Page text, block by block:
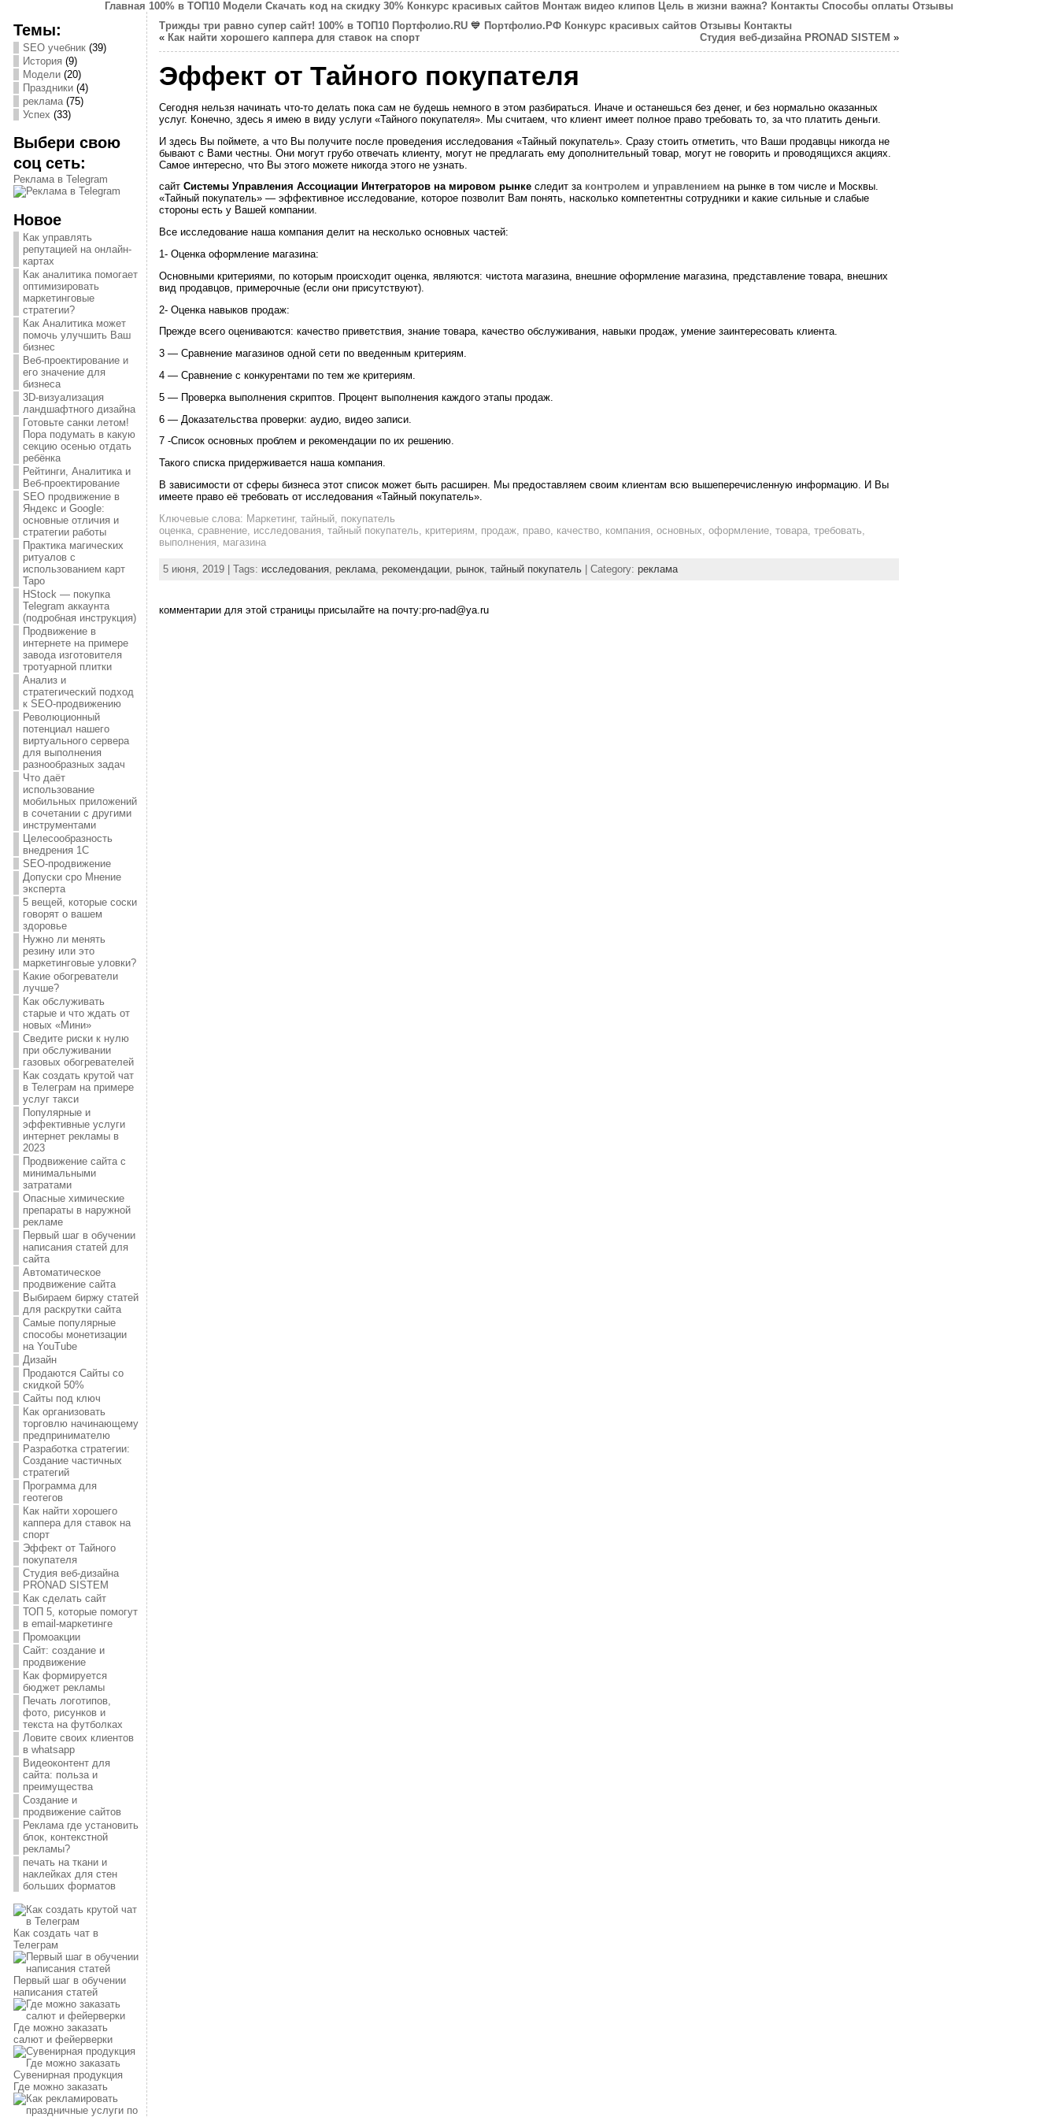
Главная 100% в ТОП10 Модели Скачать код на скидку 30% Конкурс красивых сайтов Монтаж видео клипов Цель в жизни важна? Контакты Способы оплаты Отзывы
Темы:
SEO учебник(39)
История (9)
Модели(20)
Праздники(4)
реклама(75)
Успех (33)
Выбери свою
соц сеть:
Реклама в Telegram
Новое
Как управлять
репутацией на онлайн-
картах
Как аналитика помогает
оптимизировать
маркетинговые
стратегии?
Как Аналитика может
помочь улучшить Ваш
бизнес
Веб-проектирование и
его значение для
бизнеса
3D-визуализация
ландшафтного дизайна
Готовьте санки летом!
Пора подумать в какую
секцию осенью отдать
ребёнка
Рейтинги, Аналитика и
Веб-проектирование
SEO продвижение в
Яндекс и Google:
основные отличия и
стратегии работы
Практика магических
ритуалов с
использованием карт
Таро
HStock — покупка
Telegram аккаунта
(подробная инструкция)
Продвижение в
интернете на примере
завода изготовителя
тротуарной плитки
Анализ и
стратегический подход
к SEO-продвижению
Революционный
потенциал нашего
виртуального сервера
для выполнения
разнообразных задач
Что даёт
использование
мобильных приложений
в сочетании с другими
инструментами
Целесообразность
внедрения 1С
SEO-продвижение
Допуски сро Мнение
эксперта
5 вещей, которые соски
говорят о вашем
здоровье
Нужно ли менять
резину или это
маркетинговые уловки?
Какие обогреватели
лучше?
Как обслуживать
старые и что ждать от
новых «Мини»
Сведите риски к нулю
при обслуживании
газовых обогревателей
Как создать крутой чат
в Телеграм на примере
услуг такси
Популярные и
эффективные услуги
интернет рекламы в
2023
Продвижение сайта с
минимальными
затратами
Опасные химические
препараты в наружной
рекламе
Первый шаг в обучении
написания статей для
сайта
Автоматическое
продвижение сайта
Выбираем биржу статей
для раскрутки сайта
Самые популярные
способы монетизации
на YouTube
Дизайн
Продаются Сайты со
скидкой 50%
Сайты под ключ
Как организовать
торговлю начинающему
предпринимателю
Разработка стратегии:
Создание частичных
стратегий
Программа для
геотегов
Как найти хорошего
каппера для ставок на
спорт
Эффект от Тайного
покупателя
Студия веб-дизайна
PRONAD SISTEM
Как сделать сайт
ТОП 5, которые помогут
в email-маркетинге
Промоакции
Сайт: создание и
продвижение
Как формируется
бюджет рекламы
Печать логотипов,
фото, рисунков и
текста на футболках
Ловите своих клиентов
в whatsapp
Видеоконтент для
сайта: польза и
преимущества
Создание и
продвижение сайтов
Реклама где установить
блок, контекстной
рекламы?
печать на ткани и
наклейках для стен
больших форматов
Как создать чат в
Телеграм
Первый шаг в обучении
написания статей
Где можно заказать
салют и фейерверки
Сувенирная продукция
Где можно заказать
Трижды три равно супер сайт! 100% в ТОП10 Портфолио.RU💙 Портфолио.РФ Конкурс красивых сайтов Отзывы Контакты
« Как найти хорошего каппера для ставок на спорт Студия веб-дизайна PRONAD SISTEM »
Эффект от Тайного покупателя
Сегодня нельзя начинать что-то делать пока сам не будешь немного в этом разбираться. Иначе и останешься без денег, и без нормально оказанных
услуг. Конечно, здесь я имею в виду услуги «Тайного покупателя». Мы считаем, что клиент имеет полное право требовать то, за что платить деньги.
И здесь Вы поймете, а что Вы получите после проведения исследования «Тайный покупатель». Сразу стоить отметить, что Ваши продавцы никогда не
бывают с Вами честны. Они могут грубо отвечать клиенту, могут не предлагать ему дополнительный товар, могут не говорить и проводящихся акциях.
Самое интересно, что Вы этого можете никогда этого не узнать.
сайт Системы Управления Ассоциации Интеграторов на мировом рынкеследит за контролем и управлением на рынке в том числе и Москвы.
«Тайный покупатель» — эффективное исследование, которое позволит Вам понять, насколько компетентны сотрудники и какие сильные и слабые
стороны есть у Вашей компании.
Все исследование наша компания делит на несколько основных частей:
1- Оценка оформление магазина:
Основными критериями, по которым происходит оценка, являются: чистота магазина, внешние оформление магазина, представление товара, внешних
вид продавцов, примерочные (если они присутствуют).
2- Оценка навыков продаж:
Прежде всего оцениваются: качество приветствия, знание товара, качество обслуживания, навыки продаж, умение заинтересовать клиента.
3 — Сравнение магазинов одной сети по введенным критериям.
4 — Сравнение с конкурентами по тем же критериям.
5 — Проверка выполнения скриптов. Процент выполнения каждого этапы продаж.
6 — Доказательства проверки: аудио, видео записи.
7 -Список основных проблем и рекомендации по их решению.
Такого списка придерживается наша компания.
В зависимости от сферы бизнеса этот список может быть расширен. Мы предоставляем своим клиентам всю вышеперечисленную информацию. И Вы
имеете право её требовать от исследования «Тайный покупатель».
Ключевые слова: Маркетинг, тайный, покупатель
оценка, сравнение, исследования, тайный покупатель, критериям, продаж, право, качество, компания, основных, оформление, товара, требовать,
выполнения, магазина
5 июня, 2019 | Tags: исследования, реклама, рекомендации, рынок, тайный покупатель| Category: реклама
комментарии для этой страницы присылайте на почту:pro-nad@ya.ru